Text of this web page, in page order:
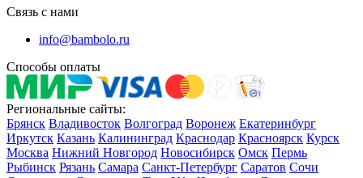
Связь с нами
info@bambolo.ru
Способы оплаты
Региональные сайты:
Брянск Владивосток Волгоград Воронеж Екатеринбург
Иркутск Казань Калининград Краснодар Красноярск Курск
Москва Нижний Новгород Новосибирск Омск Пермь
Рыбинск Рязань Самара Санкт-Петербург Саратов Сочи